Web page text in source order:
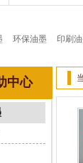
环保油墨 印刷
中心